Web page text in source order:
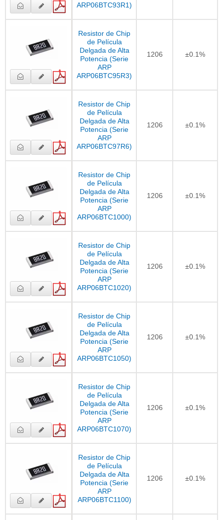
ARP06BTC93R1)
Resistor de Chip
de Película
Delgada de Alta
Potencia (Serie
ARP
ARP06BTC95R3)
1206 ±0.1%
Resistor de Chip
de Película
Delgada de Alta
Potencia (Serie
ARP
ARP06BTC97R6)
1206 ±0.1%
Resistor de Chip
de Película
Delgada de Alta
Potencia (Serie
ARP
ARP06BTC1000)
1206 ±0.1%
Resistor de Chip
de Película
Delgada de Alta
Potencia (Serie
ARP
ARP06BTC1020)
1206 ±0.1%
Resistor de Chip
de Película
Delgada de Alta
Potencia (Serie
ARP
ARP06BTC1050)
1206 ±0.1%
Resistor de Chip
de Película
Delgada de Alta
Potencia (Serie
ARP
ARP06BTC1070)
1206 ±0.1%
Resistor de Chip
de Película
Delgada de Alta
Potencia (Serie
ARP
ARP06BTC1100)
1206 ±0.1%